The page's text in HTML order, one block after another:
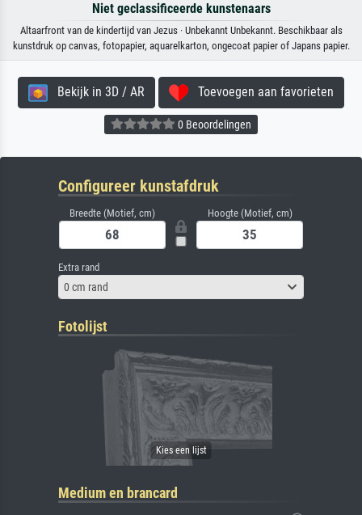
Niet geclassificeerde kunstenaars
Altaarfront van de kindertijd van Jezus · Unbekannt Unbekannt. Beschikbaar als
kunstdruk op canvas, fotopapier, aquarelkarton, ongecoat papier of Japans papier.
Bekijk in 3D / AR Toevoegen aan favorieten
0 Beoordelingen
Configureer kunstafdruk
Breedte (Motief, cm) Hoogte (Motief, cm)
Extra rand
0 cm rand
Fotolijst
Medium en brancard